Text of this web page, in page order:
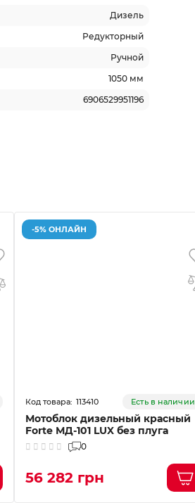
Дизель
Редукторный
Ручной
1050 мм
6906529951196
-5% ОНЛАЙН
113410 Есть в наличии
Мотоблок дизельный красный
Forte МД-101 LUX без плуга
0
56 282 грн